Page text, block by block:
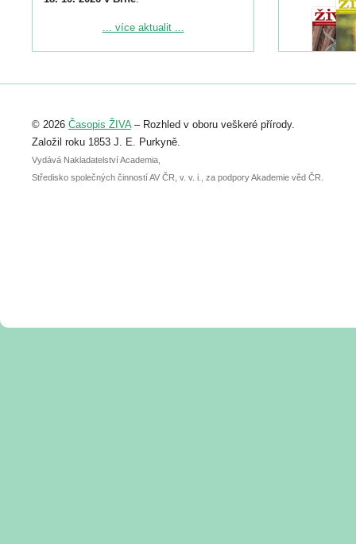
Podrobnější informace ke konferenci
Registrovat se můžete do 6. září.
abstraktu přihlášené přednášky nebo
posteru je už 30. června.
... více aktualit ...
© 2026 Časopis ŽIVA– Rozhled v oboru veškeré přírody.
Založil roku 1853 J. E. Purkyně.
Vydává Nakladatelství Academia,
Středisko společných činností AV ČR, v. v. i., za podpory Akademie věd ČR.